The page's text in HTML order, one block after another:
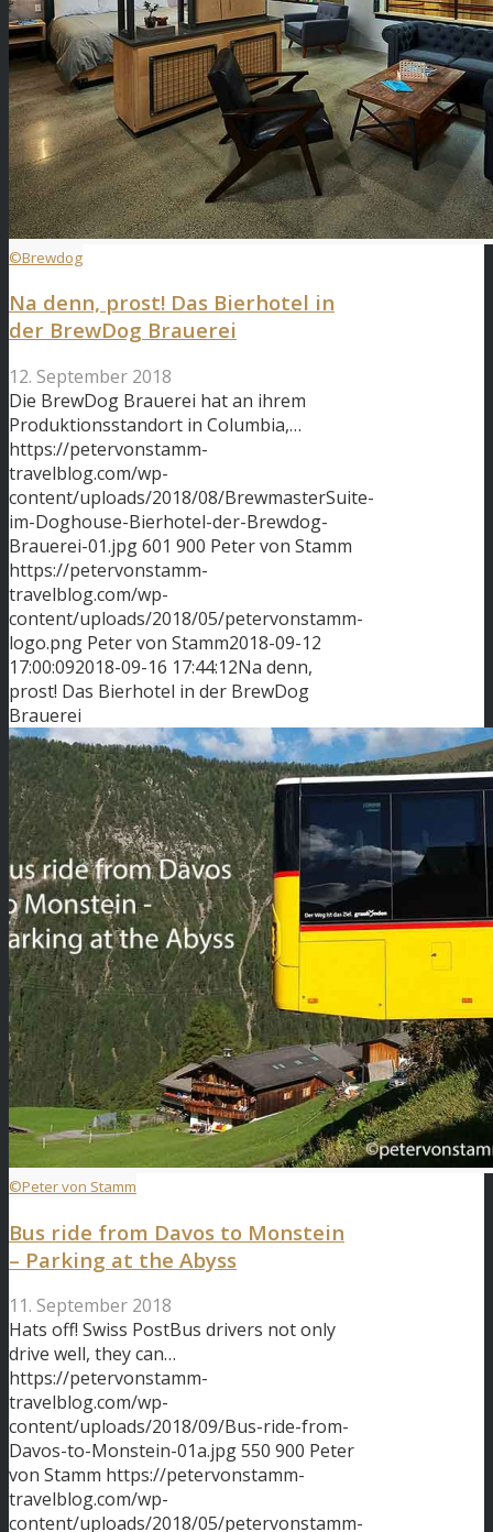
©Brewdog
Na denn, prost! Das Bierhotel in
der BrewDog Brauerei
12. September 2018
Die BrewDog Brauerei hat an ihrem
Produktionsstandort in Columbia,…
https://petervonstamm-
travelblog.com/wp-
content/uploads/2018/08/BrewmasterSuite-
im-Doghouse-Bierhotel-der-Brewdog-
Brauerei-01.jpg601 900 Peter von Stamm
https://petervonstamm-
travelblog.com/wp-
content/uploads/2018/05/petervonstamm-
logo.png Peter von Stamm2018-09-12
17:00:092018-09-16 17:44:12Na denn,
prost! Das Bierhotel in der BrewDog
Brauerei
©Peter von Stamm
Bus ride from Davos to Monstein
– Parking at the Abyss
11. September 2018
Hats off! Swiss PostBus drivers not only
drive well, they can…
https://petervonstamm-
travelblog.com/wp-
content/uploads/2018/09/Bus-ride-from-
Davos-to-Monstein-01a.jpg550 900 Peter
von Stamm https://petervonstamm-
travelblog.com/wp-
content/uploads/2018/05/petervonstamm-